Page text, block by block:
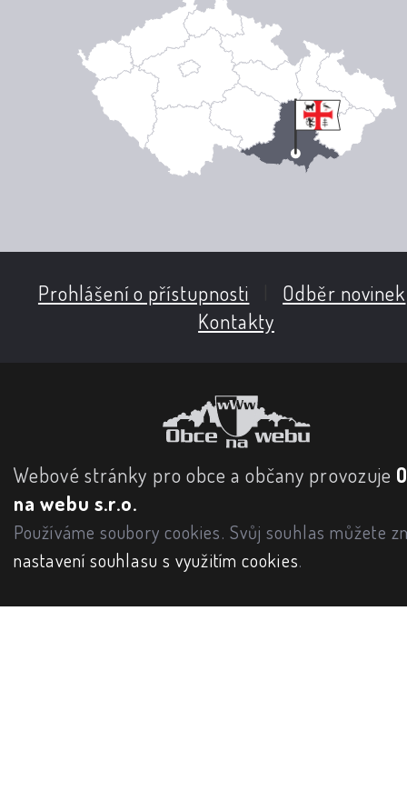
Prohlášení o přístupnosti Odběr novinek
Kontakty
Webové stránky pro obce a občany provozuje
na webu s.r.o.
Používáme soubory cookies. Svůj souhlas můžete
nastavení souhlasu s využitím cookies.